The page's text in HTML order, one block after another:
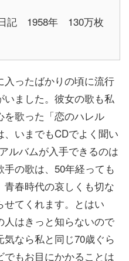
記 1958年 130万枚
ったばかりの頃に流行
ました。彼女の歌も私
歌った「恋のハレル
いまでもCDでよく聞い
ルバムが入手できるのは
の歌は、50年経っても
春時代の哀しくも切な
てくれます。とはい
人はきっと知らないので
なら私と同じ70歳ぐら
もお目にかかることは